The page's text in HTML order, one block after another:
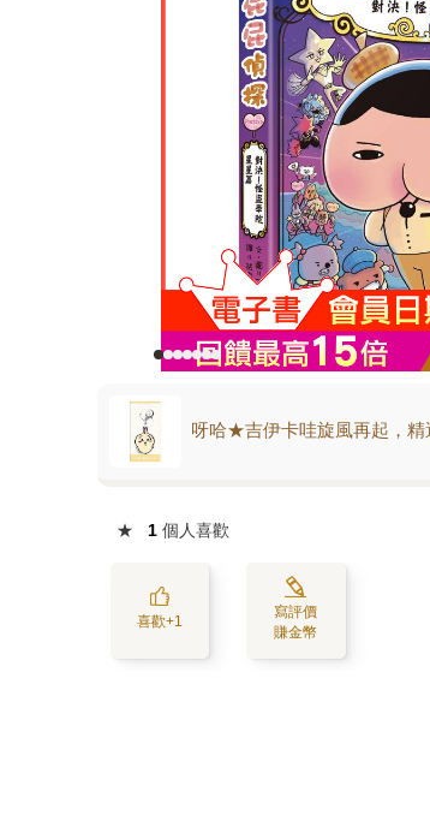
呀哈★吉伊卡哇旋風再起，精
★ 1 個人喜歡
喜歡+1
寫評價
賺金幣